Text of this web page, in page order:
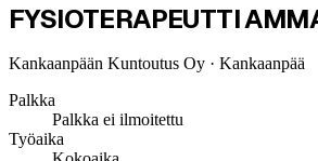
FYSIOTERAPEUTTI
Kankaanpään Kuntoutus Oy · Kankaanpää
Palkka
Palkka ei ilmoitettu
Työaika